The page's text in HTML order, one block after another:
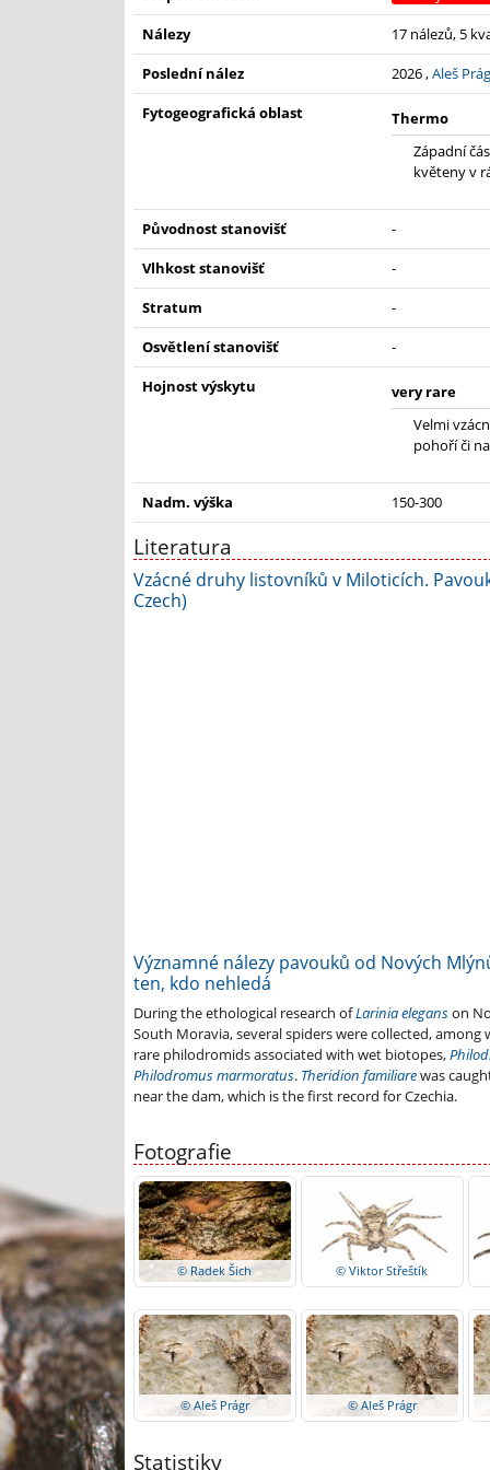
Nálezy
17 nálezů, 5
Poslední nález
2026 ,Aleš
Fytogeografická oblast
Thermo
Západní
květeny v
Původnost stanovišť
-
Vlhkost stanovišť
-
Stratum
-
Osvětlení stanovišť
-
Hojnost výskytu
very rare
Velmi
pohoří či
Nadm. výška 150-300
Literatura
Vzácné druhy listovníků v Miloticích.
Czech)
Významné nálezy pavouků od Nových
ten, kdo nehledá
During the ethological research ofLarinia eleganson
South Moravia, several spiders were collected, among
rare philodromids associated with wet biotopes,
Philodromus marmoratus. Theridion familiarewas
near the dam, which is the first record for Czechia.
Fotografie
© Radek Šich © Viktor Střeštík
© Aleš Prágr © Aleš Prágr
Statistiky